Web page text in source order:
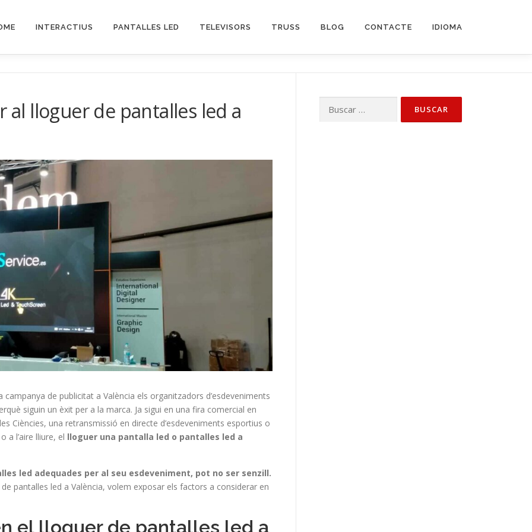
INTERACTIUS PANTALLES LED TELEVISORS TRUSS BLOG CONTACTE IDIOMA
al lloguer de pantalles led a
de publicitat a València els organitzadors d’esdeveniments
siguin un èxit per a la marca. Ja sigui en una fira comercial en
Ciències, una retransmissió en directe d’esdeveniments esportius o
a l’aire lliure, el lloguer una pantalla led o pantalles led a
led adequades per al seu esdeveniment, pot no ser senzill.
pantalles led a València, volem exposar els factors a considerar en
el lloguer de pantalles led a